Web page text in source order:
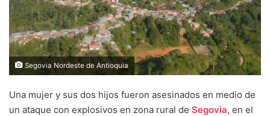
Segovia Nordeste de Antioquia
Una mujer y sus dos hijos fueron asesinados en medio de
un ataque con explosivos en zona rural de Segovia, en el